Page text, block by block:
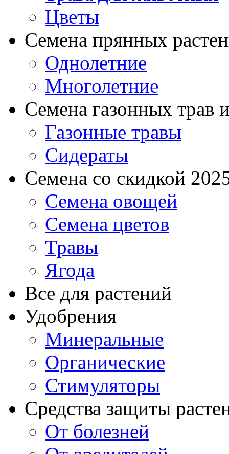
Цветы
Семена прянных
Однолетние
Многолетние
Семена газонных трав
Газонные травы
Сидераты
Семена со скидкой
Семена овощей
Семена цветов
Травы
Ягода
Все для растений
Удобрения
Минеральные
Органические
Стимуляторы
Средства защиты
От болезней